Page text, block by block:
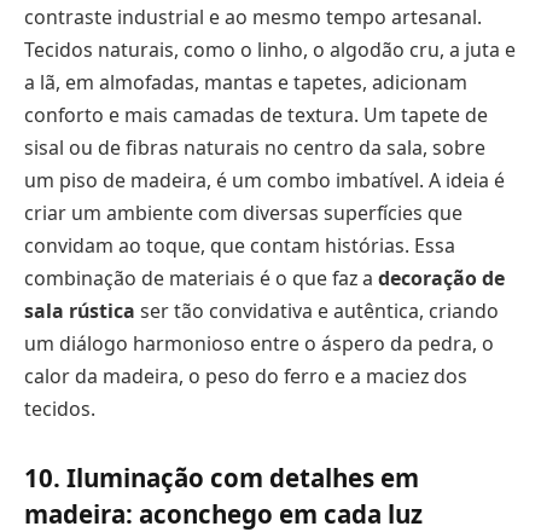
contraste industrial e ao mesmo tempo artesanal.
Tecidos naturais, como o linho, o algodão cru, a juta e
a lã, em almofadas, mantas e tapetes, adicionam
conforto e mais camadas de textura. Um tapete de
sisal ou de fibras naturais no centro da sala, sobre
um piso de madeira, é um combo imbatível. A ideia é
criar um ambiente com diversas superfícies que
convidam ao toque, que contam histórias. Essa
combinação de materiais é o que faz a decoração de
sala rústica ser tão convidativa e autêntica, criando
um diálogo harmonioso entre o áspero da pedra, o
calor da madeira, o peso do ferro e a maciez dos
tecidos.
10. Iluminação com detalhes em
madeira: aconchego em cada luz